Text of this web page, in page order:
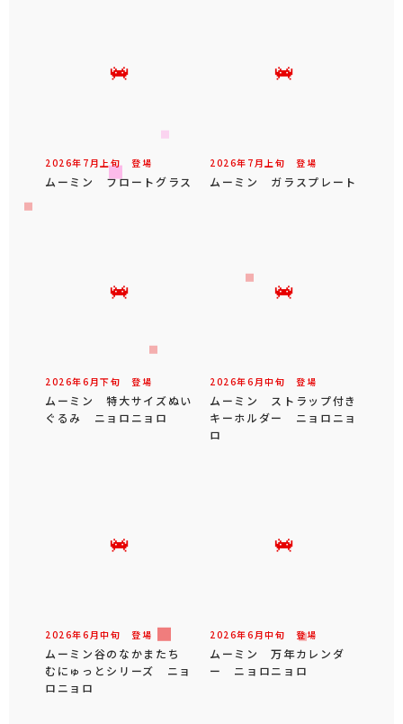
2026年 7 月 上旬登場
ムーミン フロートグラス
2026年 7 月 上旬 登場
ムーミン ガラスプレート
2026年6 月下旬 登場
ムーミン 特大サイズぬい
ぐるみ ニョロニョロ
2026年6 月中旬 登場
ムーミン ストラップ付き
キーホルダー ニョロニョ
ロ
2026年6 月中旬 登場
ムーミン谷のなかまたち
むにゅっとシリーズ ニョ
ロニョロ
2026年6 月中旬 登場
ムーミン 万年カレンダ
ー ニョロニョロ